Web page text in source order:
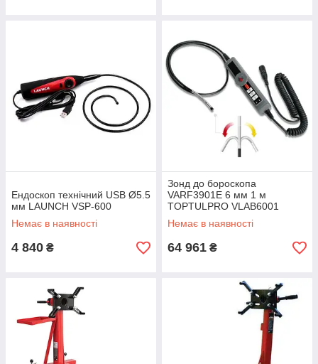
Ендоскоп технічний USB Ø5.5
мм LAUNCH VSP-600
Немає в наявності
4 840 ₴
Зонд до бороскопа
VARF3901E 6 мм 1 м
TOPTULPRO VLAB6001
Немає в наявності
64 961 ₴